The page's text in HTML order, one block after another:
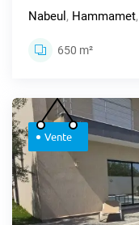
Nabeul , Hammamet,
650 m²
Vente